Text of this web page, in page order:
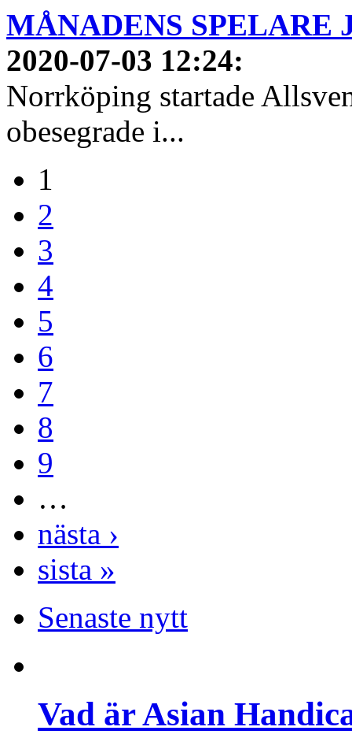
MÅNADENS SPELARE
2020-07-03 12:24:
Norrköping startade
obesegrade i...
1
2
3
4
5
6
7
8
9
…
nästa ›
sista »
Senaste nytt
Vad är Asian